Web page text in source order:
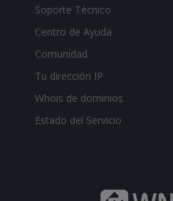
Soporte Técnico
Centro de Ayuda
Comunidad
Tu dirección IP
Whois de dominios
Estado del Servicio